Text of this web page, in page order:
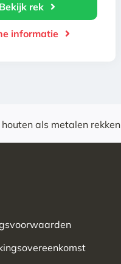
Bekijk rek
informatie
als metalen rekken